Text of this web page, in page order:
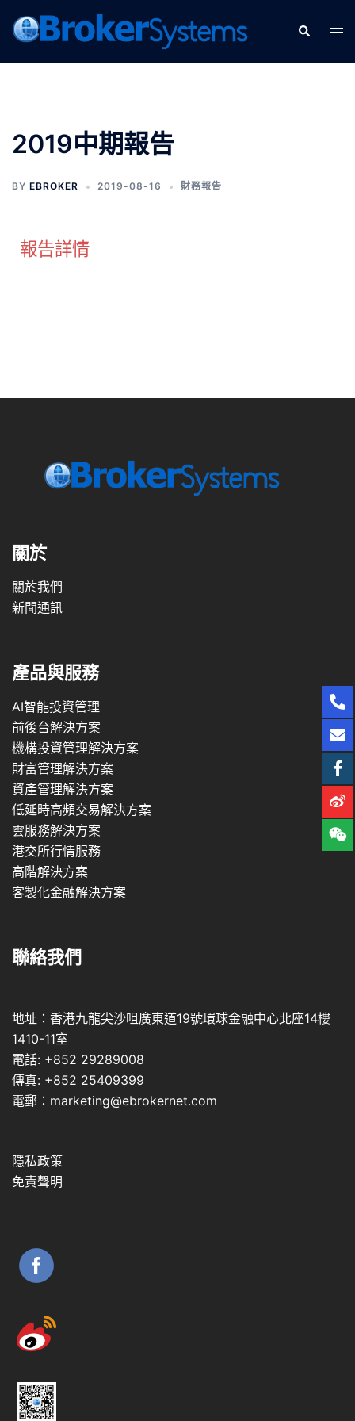
2019中期報告
BY EBROKER 2019-08-16 財務報告
報告詳情
關於
關於我們
新聞通訊
產品與服務
AI智能投資管理
前後台解決方案
機構投資管理解決方案
財富管理解決方案
資產管理解決方案
低延時高頻交易解決方案
雲服務解決方案
港交所行情服務
高階解決方案
客製化金融解決方案
聯絡我們
地址：香港九龍尖沙咀廣東道19號環球金融中心北座14樓
1410-11室
電話: +852 29289008
傳真: +852 25409399
電郵：marketing@ebrokernet.com
隱私政策
免責聲明